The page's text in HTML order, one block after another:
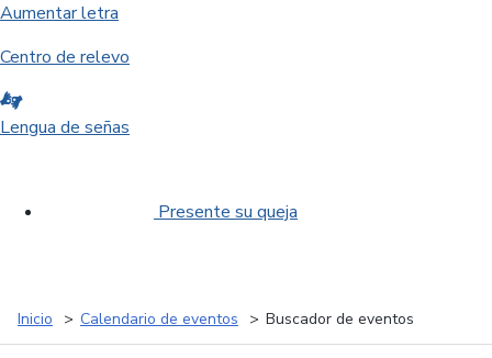
Aumentar letra
Centro de relevo
Lengua de señas
Presente su queja
Inicio Calendario de eventos Buscador de eventos